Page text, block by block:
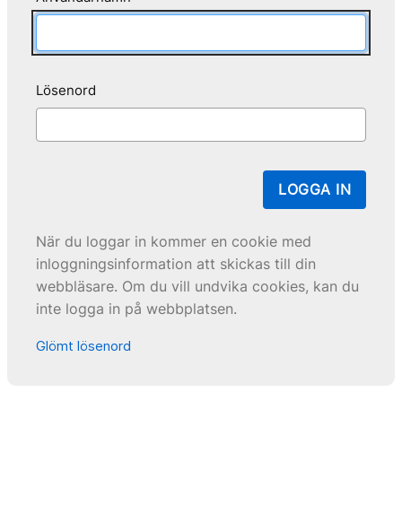
Lösenord
LOGGA IN
När du loggar in kommer en cookie med
inloggningsinformation att skickas till din
webbläsare. Om du vill undvika cookies, kan du
inte logga in på webbplatsen.
Glömt lösenord